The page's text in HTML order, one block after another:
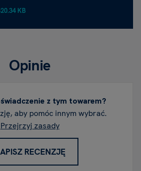
KB
Opinie
z tym towarem?
aby pomóc innym wybrać.
Przejrzyj zasady
RECENZJĘ